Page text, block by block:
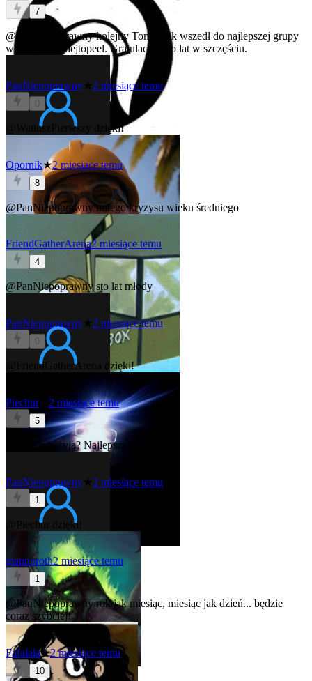
7
@PanNiepoprawnykolejny Tomeczek wszedł do najlepszej grupy
wiekowej na hejtopeel. Gratulacje i sto lat w szczęściu.
PanNiepoprawny 2 miesiące temu
0
@WatluszPierwszy dzięki!
Opornik★2 miesiące temu
8
@PanNiepoprawnymiłego kryzysu wieku średniego
FriendGatherArena2 miesiące temu
4
@PanNiepoprawnysto lat młody
PanNiepoprawny 2 miesiące temu
0
@FriendGatherArena dzięki!
Piechur★ 2 miesiące temu
5
Ludzie tyle żyją? Najlepszego
PanNiepoprawny 2 miesiące temu
1
@Piechur dzięki!
mannoroth2 miesiące temu
1
@PanNiepoprawnyrok jak miesiąc, miesiąc jak dzień... będzie
coraz szybciej!
Fafalala★2 miesiące temu
10